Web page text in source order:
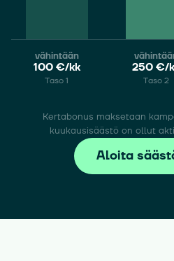
vähintään
100 €/kk
Taso 1
250 €/
Taso 2
Kertabonus maksetaan
kuukausisäästö on ollut
Aloita